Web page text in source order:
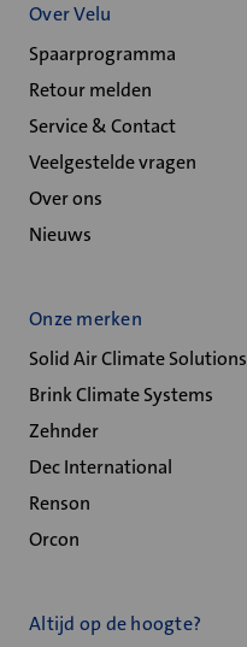
Over Velu
Spaarprogramma
Retour melden
Service & Contact
Veelgestelde vragen
Over ons
Nieuws
Onze merken
Solid Air Climate Solutions
Brink Climate Systems
Zehnder
Dec International
Renson
Orcon
Altijd op de hoogte?